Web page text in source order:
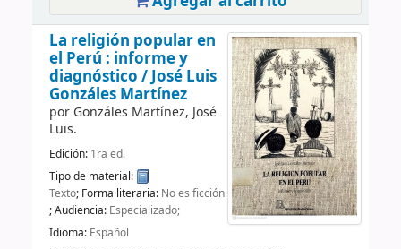
La religión popular en
el Perú : informe y
diagnóstico /José Luis
Gonzáles Martínez
por Gonzáles Martínez, José
Luis.
Edición: 1ra ed.
Tipo de material:
Texto; Forma literaria: No es ficción
; Audiencia: Especializado;
Idioma: Español